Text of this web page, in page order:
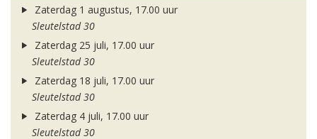
Zaterdag 1 augustus, 17.00 uur
Sleutelstad 30
Zaterdag 25 juli, 17.00 uur
Sleutelstad 30
Zaterdag 18 juli, 17.00 uur
Sleutelstad 30
Zaterdag 4 juli, 17.00 uur
Sleutelstad 30